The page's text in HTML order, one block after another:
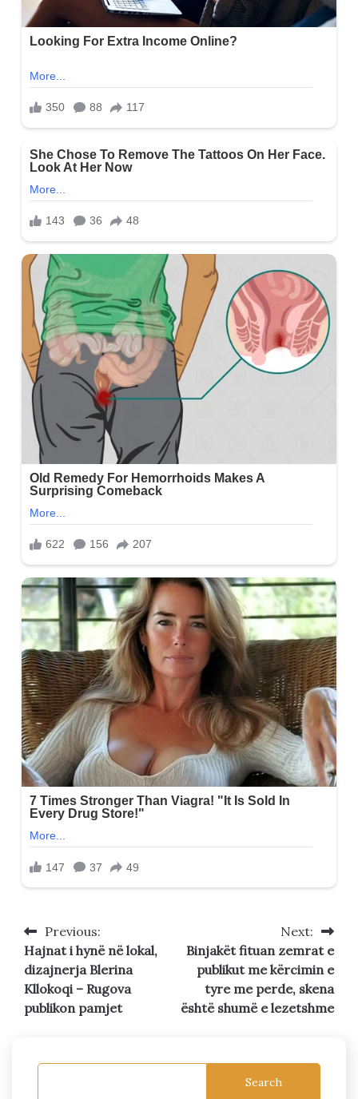
Post
navigation
Previous:
Hajnat i hynë në lokal,
dizajnerja Blerina
Kllokoqi – Rugova
publikon pamjet
Next:
Binjakët fituan zemrat e
publikut me kërcimin e
tyre me perde, skena
është shumë e lezetshme
Search